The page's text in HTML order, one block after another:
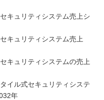
キュリティシステム売上シ
キュリティシステム売上
キュリティシステムの売上
イル式セキュリティシステ
年